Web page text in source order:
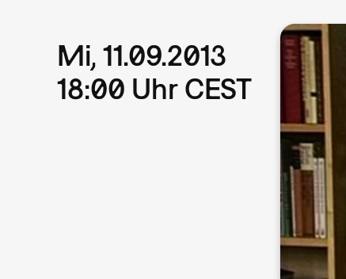
Mi, 11.09.2013
18:00 Uhr CEST